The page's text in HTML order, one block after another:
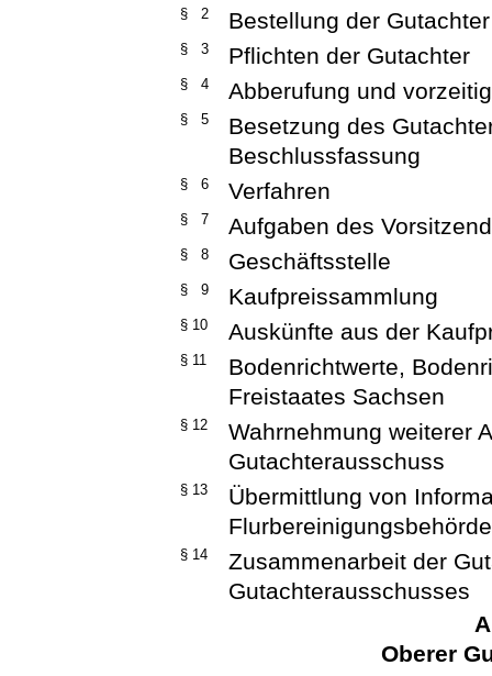
§ 2 Bestellung der Gutachter
§ 3 Pflichten der Gutachter
§ 4 Abberufung und
§ 5
Besetzung des
Beschlussfassung
§ 6 Verfahren
§ 7 Aufgaben des
§ 8 Geschäftsstelle
§ 9 Kaufpreissammlung
§ 10 Auskünfte aus der
§ 11
Bodenrichtwerte,
Freistaates Sachsen
§ 12
Wahrnehmung weiterer
Gutachterausschuss
§ 13
Übermittlung von
§ 14
Zusammenarbeit der
Gutachterausschusses
Oberer